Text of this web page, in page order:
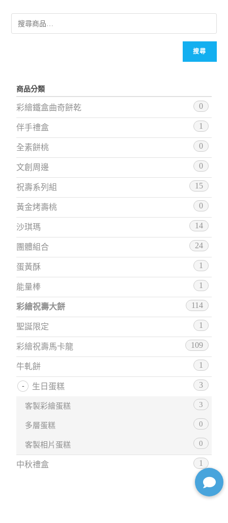
搜尋
商品分類
彩繪鐵盒曲奇餅乾 0
伴手禮盒 1
全素餅桃 0
文創周邊 0
祝壽系列組 15
黃金烤壽桃 0
沙琪瑪 14
團體組合 24
蛋黃酥 1
能量棒 1
彩繪祝壽大餅 114
聖誕限定 1
彩繪祝壽馬卡龍 109
牛軋餅 1
生日蛋糕 3
客製彩繪蛋糕 3
多層蛋糕 0
客製相片蛋糕 0
中秋禮盒 1